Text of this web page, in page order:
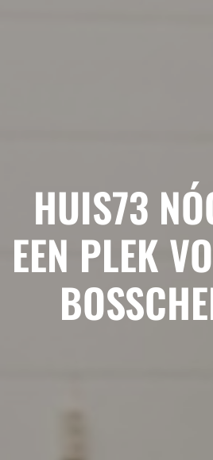
HUIS73
EEN PLEK